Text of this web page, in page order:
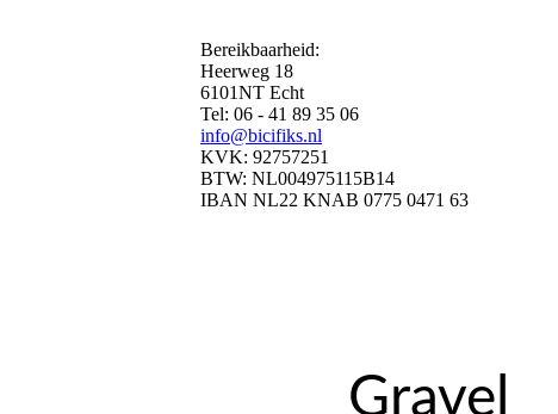
Bereikbaarheid:
Heerweg 18
6101NT Echt
Tel: 06 - 41 89 35 06
info@bicifiks.nl
KVK: 92757251
BTW: NL004975115B14
IBAN NL22 KNAB 0775 0471 63